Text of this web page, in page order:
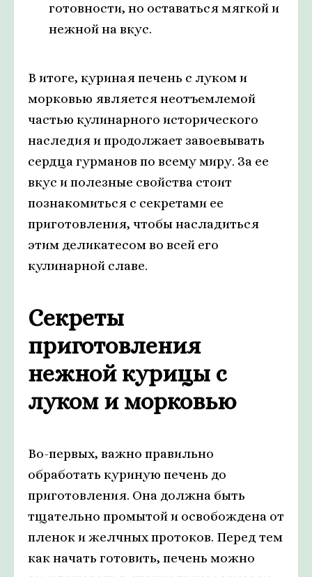
готовности, но оставаться мягкой и
нежной на вкус.
В итоге, куриная печень с луком и
морковью является неотъемлемой
частью кулинарного исторического
наследия и продолжает завоевывать
сердца гурманов по всему миру. За ее
вкус и полезные свойства стоит
познакомиться с секретами ее
приготовления, чтобы насладиться
этим деликатесом во всей его
кулинарной славе.
Секреты
приготовления
нежной курицы с
луком и морковью
Во-первых, важно правильно
обработать куриную печень до
приготовления. Она должна быть
тщательно промытой и освобождена от
пленок и желчных протоков. Перед тем
как начать готовить, печень можно